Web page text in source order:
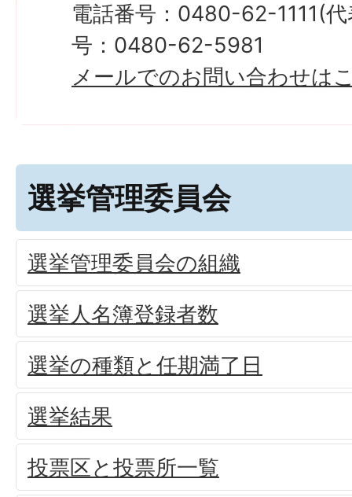
電話番号：0480-62-1111(
号：0480-62-5981
メールでのお問い合わせは
選挙管理委員会
選挙管理委員会の組織
選挙人名簿登録者数
選挙の種類と任期満了日
選挙結果
投票区と投票所一覧